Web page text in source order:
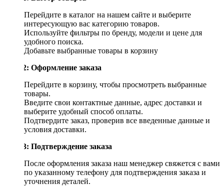
Перейдите в каталог на нашем сайте и выберите
интересующую вас категорию товаров.
Используйте фильтры по бренду, модели и цене для
удобного поиска.
Добавьте выбранные товары в корзину
Шаг 2: Оформление заказа
Перейдите в корзину, чтобы просмотреть выбранные
товары.
Введите свои контактные данные, адрес доставки и
выберите удобный способ оплаты.
Подтвердите заказ, проверив все введенные данные и
условия доставки.
Шаг 3: Подтверждение заказа
После оформления заказа наш менеджер свяжется с вами
по указанному телефону для подтверждения заказа и
уточнения деталей.